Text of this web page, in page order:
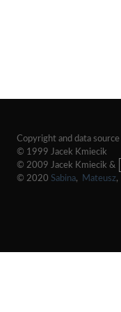
Copyright and data
© 1999 Jacek Kmiecik
© 2009 Jacek Kmiecik &
© 2020 Sabina, Mateusz,